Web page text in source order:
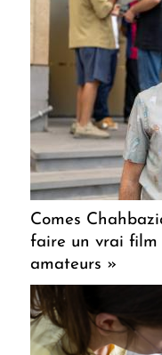
Comes
faire un vrai film
amateurs »